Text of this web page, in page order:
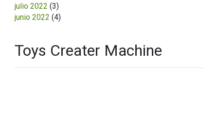
julio 2022 (3)
junio 2022 (4)
Toys Creater Machine